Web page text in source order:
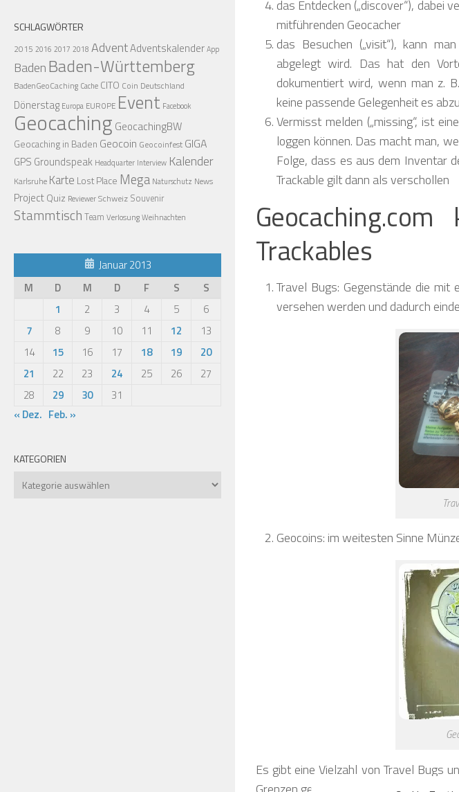
das Entdecken („discover“), dabei
mitführenden Geocacher
das Besuchen („visit“), kann
abgelegt wird. Das hat den
dokumentiert wird, wenn man z.
keine passende Gelegenheit es
Vermisst melden („missing“, ist
loggen können. Das macht man,
Folge, dass es aus dem Inventar
Trackable gilt dann als verschollen
Trackables
Travel Bugs: Gegenstände die mit
versehen werden und dadurch
Geocoins: im weitesten Sinne
Es gibt eine Vielzahl von Travel Bugs
SCHLAGWÖRTER
2015 2016 2017 2018 AdventAdventskalenderApp
BadenBaden-Württemberg
BadenGeoCaching Cache CITO Coin Deutschland
Dönerstag Europa EUROPE Event Facebook
Geocaching GeocachingBW
Geocaching in Baden Geocoin Geocoinfest GIGA
GPS Groundspeak Headquarter Interview Kalender
Karlsruhe Karte Lost Place Mega Naturschutz News
ProjectQuiz ReviewerSchweiz Souvenir
Stammtisch Team VerlosungWeihnachten
Januar 2013
M
D M D F S
S
1
2 3 4 5
6
7
8 9 10 11 12
13
14
15 16 17 18 19
20
21
22 23 24 25 26
27
28
29 30
31
« Dez. Feb. »
KATEGORIEN
Kategorien